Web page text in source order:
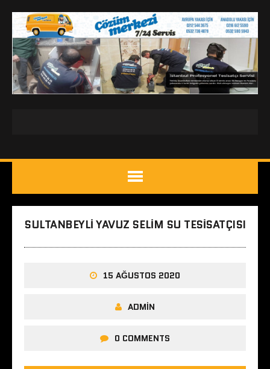
SULTANBEYLI YAVUZ SELIM SU TESISATÇISI
15 AĞUSTOS 2020
ADMIN
0 COMMENTS